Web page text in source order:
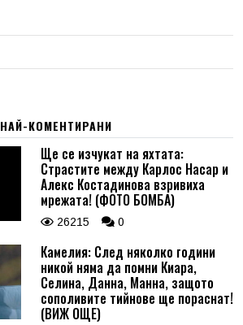
НАЙ-КОМЕНТИРАНИ
Ще се изчукат на яхтата:
Страстите между Карлос Насар и
Алекс Костадинова взривиха
мрежата! (ФОТО БОМБА)
26215 0
Камелия: След няколко години
никой няма да помни Киара,
Селина, Данна, Манна, защото
сополивите тийнове ще пораснат!
(ВИЖ ОЩЕ)